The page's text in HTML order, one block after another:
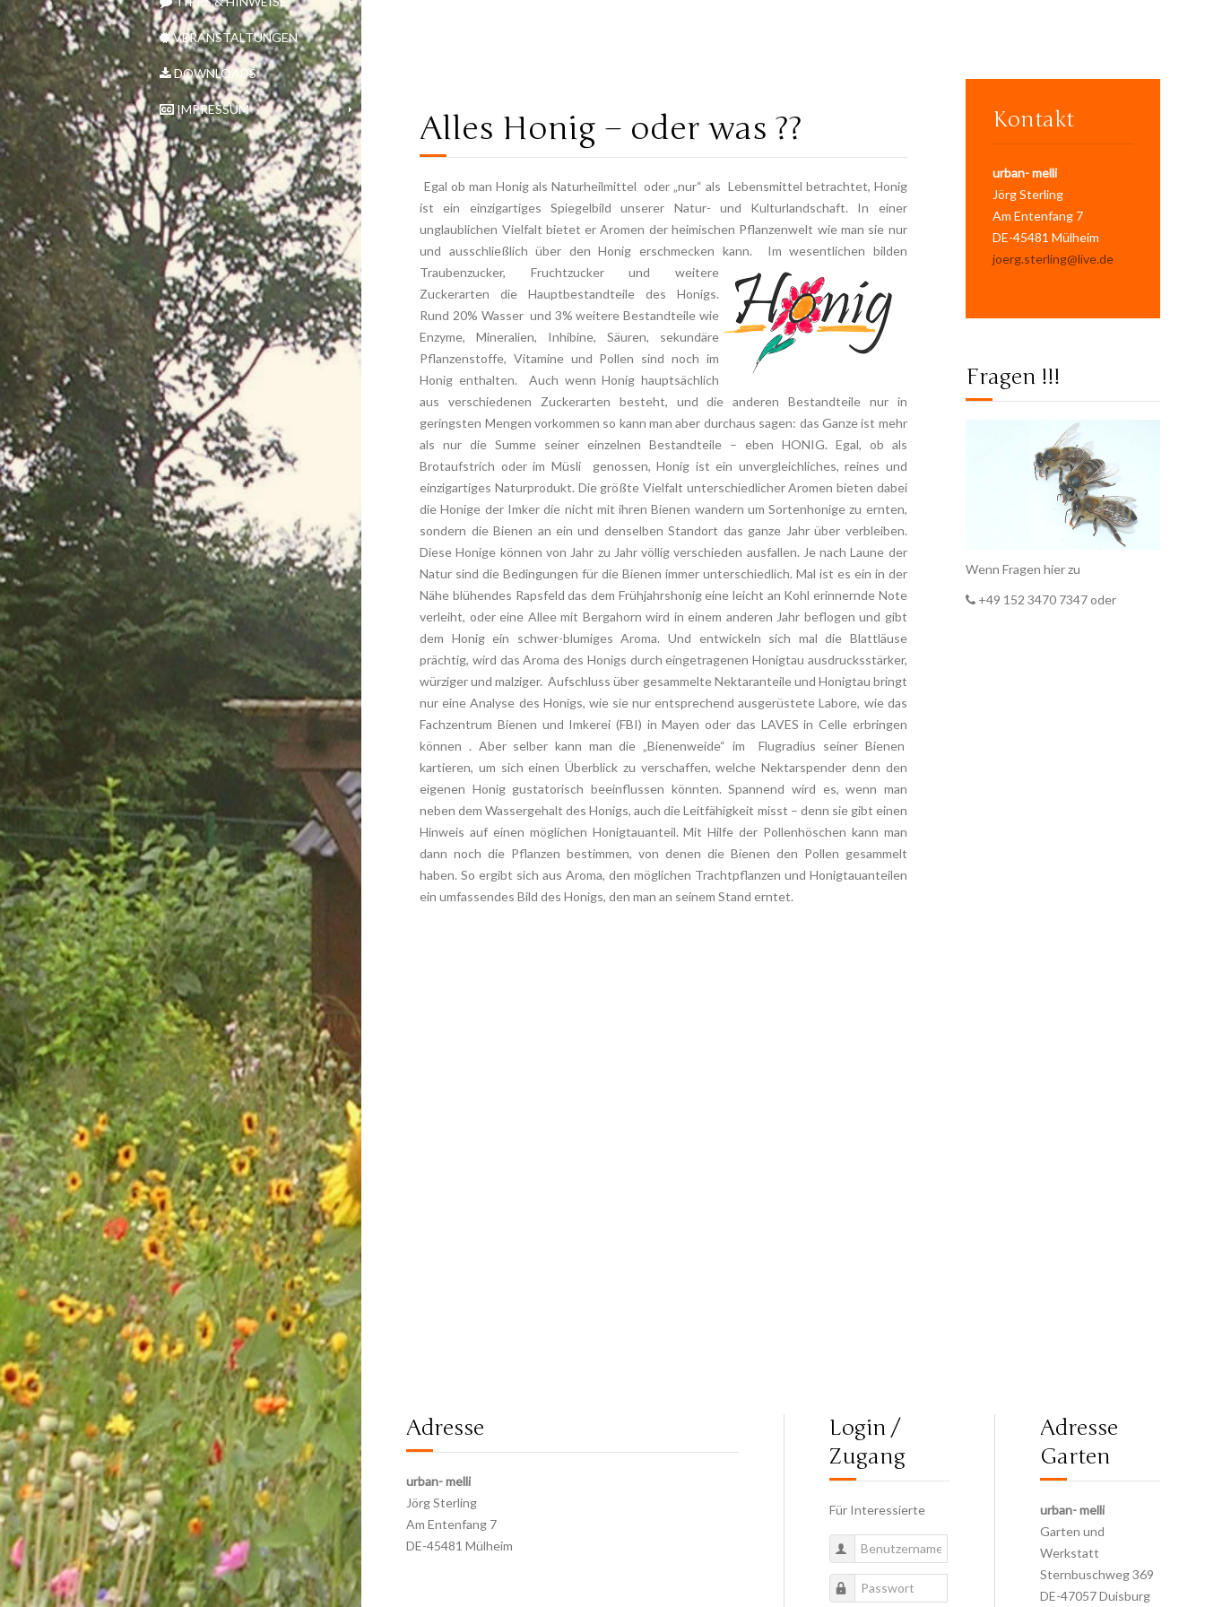
VERANSTALTUNGEN
DOWNLOADS
IMPRESSUM
Alles Honig – oder was ??
Egal ob man Honig als Naturheilmittel oder „nur“ als Lebensmittel betrachtet, Honig
ist ein einzigartiges Spiegelbild unserer Natur- und Kulturlandschaft. In einer
unglaublichen Vielfalt bietet er Aromen der heimischen Pflanzenwelt wie man sie nur
und ausschließlich über den Honig erschmecken kann. Im wesentlichen bilden
Traubenzucker, Fruchtzucker und weitere
Zuckerarten die Hauptbestandteile des Honigs.
Rund 20% Wasser und 3% weitere Bestandteile wie
Enzyme, Mineralien, Inhibine, Säuren, sekundäre
Pflanzenstoffe, Vitamine und Pollen sind noch im
Honig enthalten. Auch wenn Honig hauptsächlich
aus verschiedenen Zuckerarten besteht, und die anderen Bestandteile nur in
geringsten Mengen vorkommen so kann man aber durchaus sagen: das Ganze ist mehr
als nur die Summe seiner einzelnen Bestandteile – eben HONIG. Egal, ob als
Brotaufstrich oder im Müsli genossen, Honig ist ein unvergleichliches, reines und
einzigartiges Naturprodukt. Die größte Vielfalt unterschiedlicher Aromen bieten dabei
die Honige der Imker die nicht mit ihren Bienen wandern um Sortenhonige zu ernten,
sondern die Bienen an ein und denselben Standort das ganze Jahr über verbleiben.
Diese Honige können von Jahr zu Jahr völlig verschieden ausfallen. Je nach Laune der
Natur sind die Bedingungen für die Bienen immer unterschiedlich. Mal ist es ein in der
Nähe blühendes Rapsfeld das dem Frühjahrshonig eine leicht an Kohl erinnernde Note
verleiht, oder eine Allee mit Bergahorn wird in einem anderen Jahr beflogen und gibt
dem Honig ein schwer-blumiges Aroma. Und entwickeln sich mal die Blattläuse
prächtig, wird das Aroma des Honigs durch eingetragenen Honigtau ausdrucksstärker,
würziger und malziger. Aufschluss über gesammelte Nektaranteile und Honigtau bringt
nur eine Analyse des Honigs, wie sie nur entsprechend ausgerüstete Labore, wie das
Fachzentrum Bienen und Imkerei (FBI) in Mayen oder das LAVES in Celle erbringen
können . Aber selber kann man die „Bienenweide“ im Flugradius seiner Bienen
kartieren, um sich einen Überblick zu verschaffen, welche Nektarspender denn den
eigenen Honig gustatorisch beeinflussen könnten. Spannend wird es, wenn man
neben dem Wassergehalt des Honigs, auch die Leitfähigkeit misst – denn sie gibt einen
Hinweis auf einen möglichen Honigtauanteil. Mit Hilfe der Pollenhöschen kann man
dann noch die Pflanzen bestimmen, von denen die Bienen den Pollen gesammelt
haben. So ergibt sich aus Aroma, den möglichen Trachtpflanzen und Honigtauanteilen
ein umfassendes Bild des Honigs, den man an seinem Stand erntet.
Kontakt
urban- melli
Jörg Sterling
Am Entenfang 7
DE-45481 Mülheim
joerg.sterling@live.de
Fragen !!!
Wenn Fragen hier zu
+49 152 3470 7347 oder
Adresse
urban- melli
Jörg Sterling
Am Entenfang 7
DE-45481 Mülheim
Login /
Zugang
Für Interessierte
Adresse
Garten
urban- melli
Garten und
Werkstatt
Sternbuschweg 369
DE-47057 Duisburg